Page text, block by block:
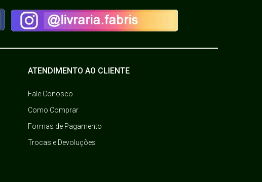
ATENDIMENTO AO CLIENTE
Fale Conosco
Como Comprar
Formas de Pagamento
Trocas e Devoluções